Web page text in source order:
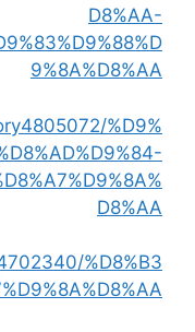
D8%AA-
9%8A%D8%AA
%D9%
D8%AA
%D8%B3